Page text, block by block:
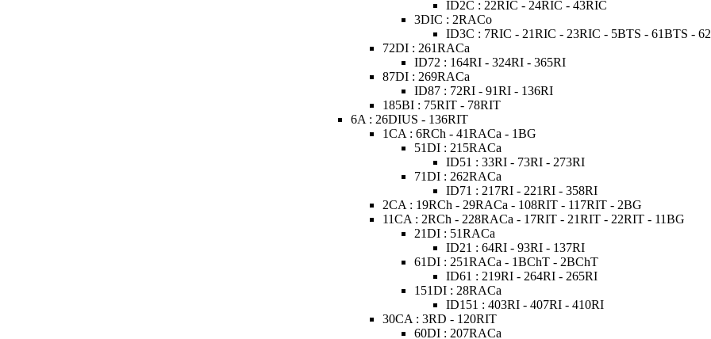
ID2C : 22RIC - 24RIC - 43RIC
3DIC : 2RACo
ID3C : 7RIC - 21RIC - 23RIC - 5BTS - 61BTS -
72DI : 261RACa
ID72 : 164RI - 324RI - 365RI
87DI : 269RACa
ID87 : 72RI - 91RI - 136RI
185BI : 75RIT - 78RIT
6A : 26DIUS - 136RIT
1CA : 6RCh - 41RACa - 1BG
51DI : 215RACa
ID51 : 33RI - 73RI - 273RI
71DI : 262RACa
ID71 : 217RI - 221RI - 358RI
2CA : 19RCh - 29RACa - 108RIT - 117RIT - 2BG
11CA : 2RCh - 228RACa - 17RIT - 21RIT - 22RIT - 11BG
21DI : 51RACa
ID21 : 64RI - 93RI - 137RI
61DI : 251RACa - 1BChT - 2BChT
ID61 : 219RI - 264RI - 265RI
151DI : 28RACa
ID151 : 403RI - 407RI - 410RI
30CA : 3RD - 120RIT
60DI : 207RACa